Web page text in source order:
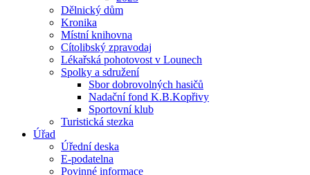
Dělnický dům
Kronika
Místní knihovna
Cítolibský zpravodaj
Lékařská pohotovost v Lounech
Spolky a sdružení
Sbor dobrovolných hasičů
Nadační fond K.B.Kopřivy
Sportovní klub
Turistická stezka
Úřad
Úřední deska
E-podatelna
Povinné informace